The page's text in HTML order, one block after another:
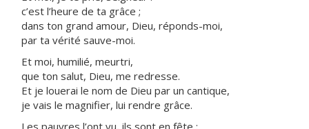
c’est l’heure de ta grâce ;
dans ton grand amour, Dieu, réponds-moi,
par ta vérité sauve-moi.
Et moi, humilié, meurtri,
que ton salut, Dieu, me redresse.
Et je louerai le nom de Dieu par un cantique,
je vais le magnifier, lui rendre grâce.
Les pauvres l’ont vu, ils sont en fête :